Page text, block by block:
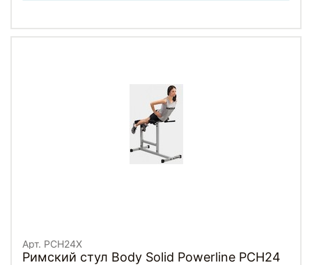
Арт. PCH24X
Римский стул Body Solid Powerline PCH24